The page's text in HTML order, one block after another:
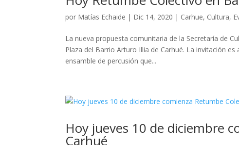
por Matías Echaide | Dic 14, 2020 | Carhue, Cultura,
La nueva propuesta comunitaria de la Secretaría de
Plaza del Barrio Arturo Illia de Carhué. La invitación
ensamble de percusión que...
Hoy jueves 10 de diciembre
Carhué